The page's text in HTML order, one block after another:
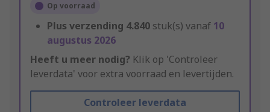
Op voorraad
Plus verzending 4.840 stuk(s) vanaf 10
augustus 2026
Heeft u meer nodig? Klik op 'Controleer
leverdata' voor extra voorraad en levertijden.
Controleer leverdata